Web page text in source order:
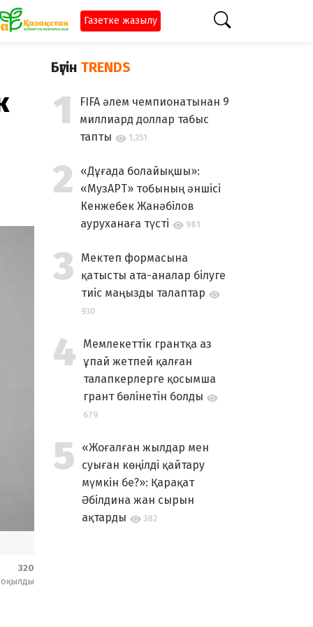
Газетке жазылу
320
оқылды
Бүгін TRENDS
FIFA әлем чемпионатынан 9
миллиард доллар табыс
тапты
1,351
«Дұғада болайықшы»:
«МузАРТ» тобының әншісі
Кенжебек Жанәбілов
ауруханаға түсті
981
Мектеп формасына
қатысты ата-аналар білуге
тиіс маңызды талаптар
930
Мемлекеттік грантқа аз
ұпай жетпей қалған
талапкерлерге қосымша
грант бөлінетін болды
679
«Жоғалған жылдар мен
суыған көңілді қайтару
мүмкін бе?»: Қарақат
Әбілдина жан сырын
ақтарды
382